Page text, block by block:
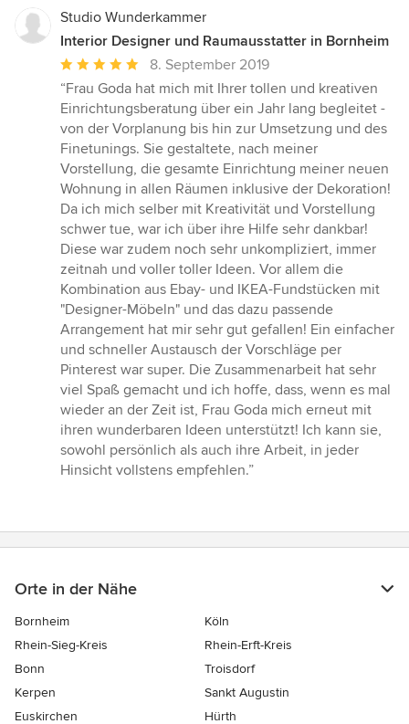
Studio Wunderkammer
Interior Designer und Raumausstatter in Bornheim
Durchschnittliche
Bewertung:
5
von
5
Sternen
8. September 2019
“Frau Goda hat mich mit Ihrer tollen und kreativen
Einrichtungsberatung über ein Jahr lang begleitet -
von der Vorplanung bis hin zur Umsetzung und des
Finetunings. Sie gestaltete, nach meiner
Vorstellung, die gesamte Einrichtung meiner neuen
Wohnung in allen Räumen inklusive der Dekoration!
Da ich mich selber mit Kreativität und Vorstellung
schwer tue, war ich über ihre Hilfe sehr dankbar!
Diese war zudem noch sehr unkompliziert, immer
zeitnah und voller toller Ideen. Vor allem die
Kombination aus Ebay- und IKEA-Fundstücken mit
"Designer-Möbeln" und das dazu passende
Arrangement hat mir sehr gut gefallen! Ein einfacher
und schneller Austausch der Vorschläge per
Pinterest war super. Die Zusammenarbeit hat sehr
viel Spaß gemacht und ich hoffe, dass, wenn es mal
wieder an der Zeit ist, Frau Goda mich erneut mit
ihren wunderbaren Ideen unterstützt! Ich kann sie,
sowohl persönlich als auch ihre Arbeit, in jeder
Hinsicht vollstens empfehlen.”
Orte in der Nähe
Bornheim
Köln
Rhein-Sieg-Kreis
Rhein-Erft-Kreis
Bonn
Troisdorf
Kerpen
Sankt Augustin
Euskirchen
Hürth